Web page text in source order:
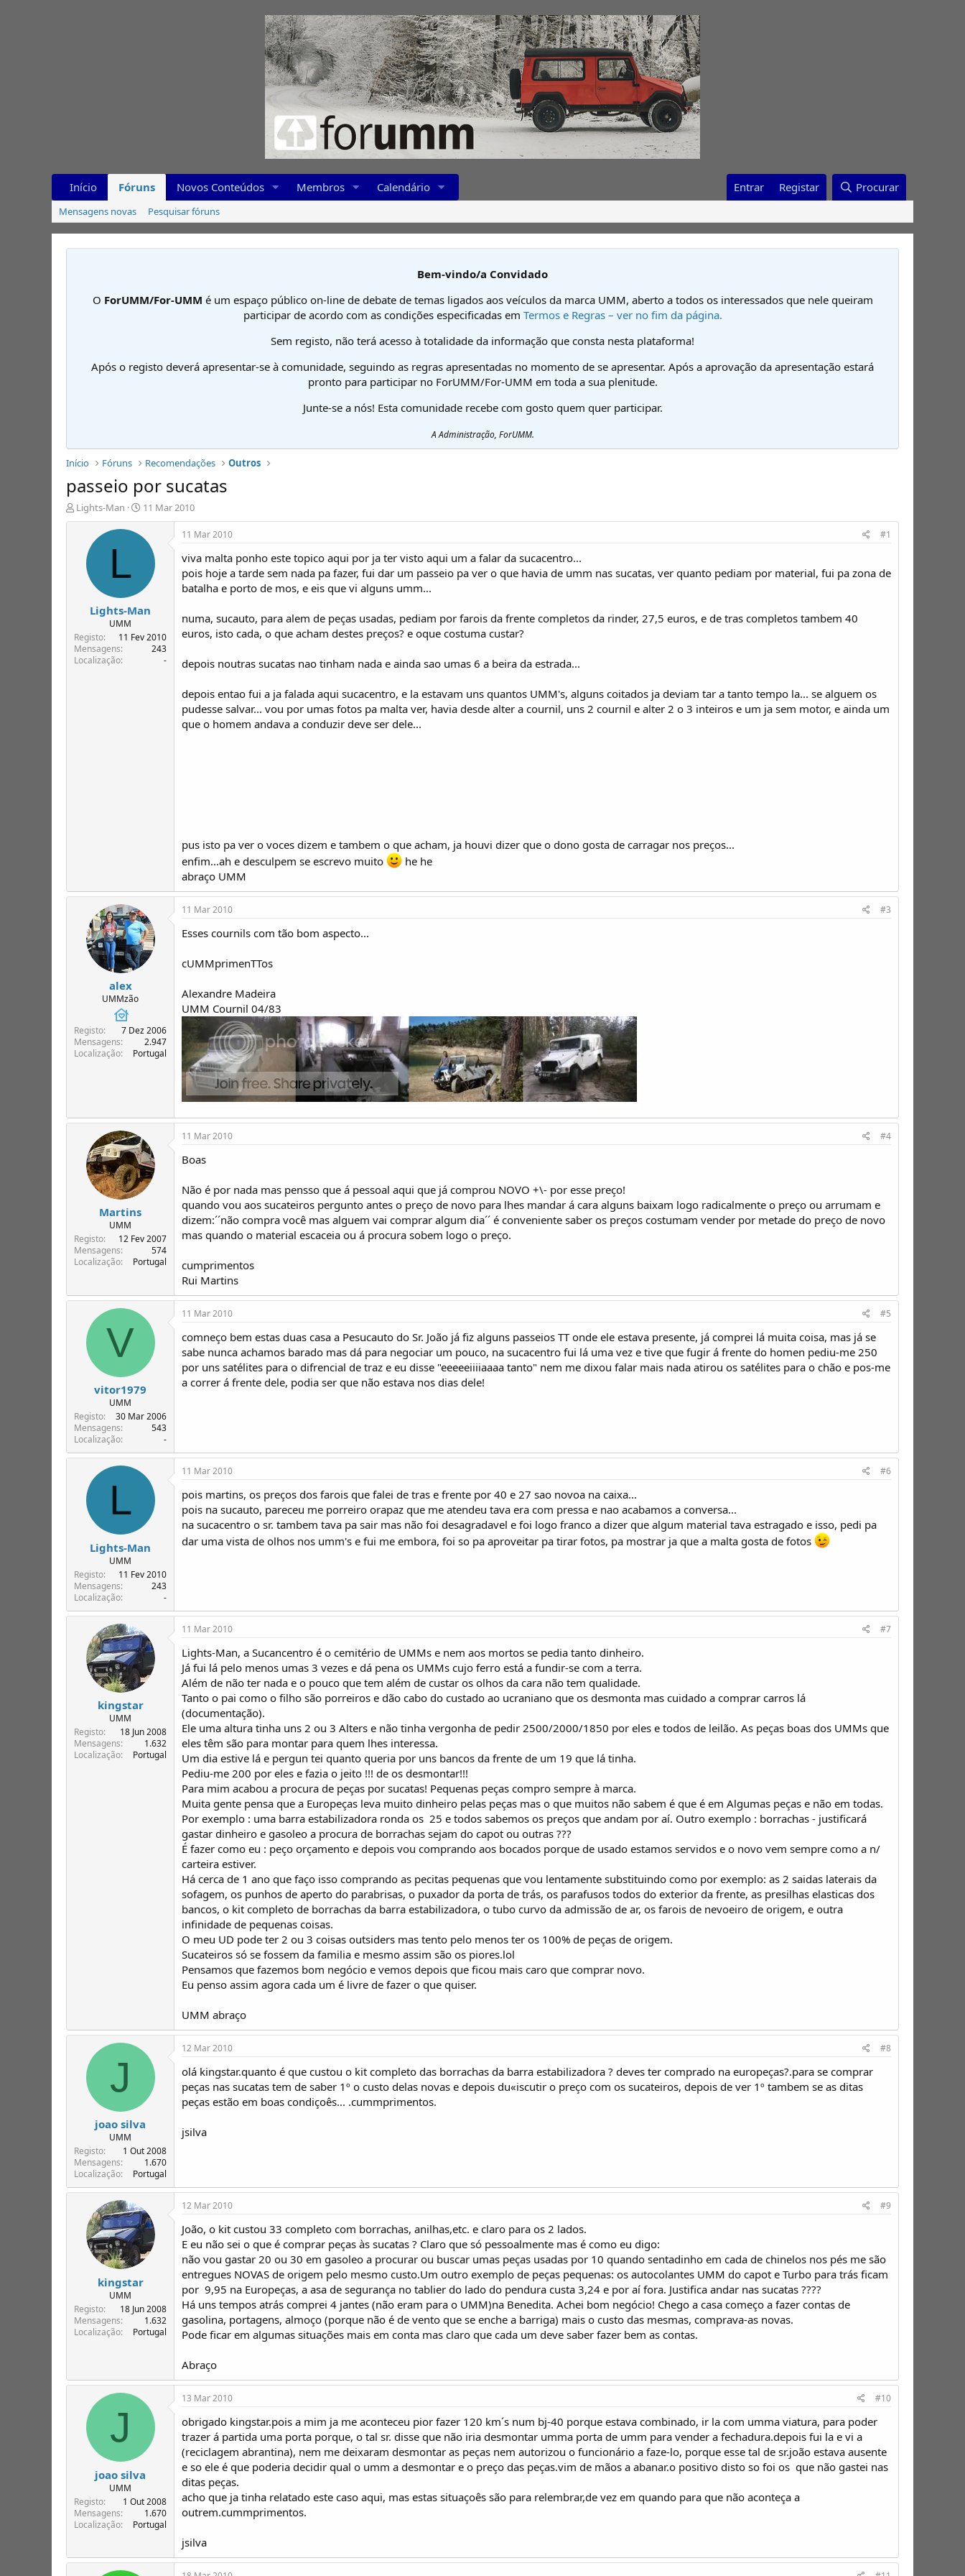
Início Fóruns Novos Conteúdos Membros Calendário Entrar Registar Procurar
Mensagens novas Pesquisar fóruns
Bem-vindo/a Convidado
O ForUMM/For-UMM é um espaço público on-line de debate de temas ligados aos veículos da marca UMM, aberto a todos os interessados que nele queiram
participar de acordo com as condições especificadas em Termos e Regras – ver no fim da página.
Sem registo, não terá acesso à totalidade da informação que consta nesta plataforma!
Após o registo deverá apresentar-se à comunidade, seguindo as regras apresentadas no momento de se apresentar. Após a aprovação da apresentação estará
pronto para participar no ForUMM/For-UMM em toda a sua plenitude.
Junte-se a nós! Esta comunidade recebe com gosto quem quer participar.
A Administração, ForUMM.
Início Fóruns Recomendações Outros
passeio por sucatas
I
n
e
T
ó
Lights-Man
D
a
a
í
i
11 Mar 2010
L
Lights-Man
UMM
Registo
11 Fev 2010
Mensagens
243
Localização
-
11 Mar 2010 #1
viva malta ponho este topico aqui por ja ter visto aqui um a falar da sucacentro...
pois hoje a tarde sem nada pa fazer, fui dar um passeio pa ver o que havia de umm nas sucatas, ver quanto pediam por material, fui pa zona de
batalha e porto de mos, e eis que vi alguns umm...
numa, sucauto, para alem de peças usadas, pediam por farois da frente completos da rinder, 27,5 euros, e de tras completos tambem 40
euros, isto cada, o que acham destes preços? e oque costuma custar?
depois noutras sucatas nao tinham nada e ainda sao umas 6 a beira da estrada...
depois entao fui a ja falada aqui sucacentro, e la estavam uns quantos UMM's, alguns coitados ja deviam tar a tanto tempo la... se alguem os
pudesse salvar... vou por umas fotos pa malta ver, havia desde alter a cournil, uns 2 cournil e alter 2 o 3 inteiros e um ja sem motor, e ainda um
que o homem andava a conduzir deve ser dele...
pus isto pa ver o voces dizem e tambem o que acham, ja houvi dizer que o dono gosta de carragar nos preços...
enfim...ah e desculpem se escrevo muito
he he
abraço UMM
alex
UMMzão
Registo
7 Dez 2006
Mensagens
2.947
Localização
Portugal
11 Mar 2010 #3
Esses cournils com tão bom aspecto...
cUMMprimenTTos
Alexandre Madeira
UMM Cournil 04/83
Martins
UMM
Registo
12 Fev 2007
Mensagens
574
Localização
Portugal
11 Mar 2010 #4
Boas
Não é por nada mas pensso que á pessoal aqui que já comprou NOVO +\- por esse preço!
quando vou aos sucateiros pergunto antes o preço de novo para lhes mandar á cara alguns baixam logo radicalmente o preço ou arrumam e
dizem:´´não compra você mas alguem vai comprar algum dia´´ é conveniente saber os preços costumam vender por metade do preço de novo
mas quando o material escaceia ou á procura sobem logo o preço.
cumprimentos
Rui Martins
V
vitor1979
UMM
Registo
30 Mar 2006
Mensagens
543
Localização
-
11 Mar 2010 #5
comneço bem estas duas casa a Pesucauto do Sr. João já fiz alguns passeios TT onde ele estava presente, já comprei lá muita coisa, mas já se
sabe nunca achamos barado mas dá para negociar um pouco, na sucacentro fui lá uma vez e tive que fugir á frente do homen pediu-me 250
por uns satélites para o difrencial de traz e eu disse "eeeeeiiiiaaaa tanto" nem me dixou falar mais nada atirou os satélites para o chão e pos-me
a correr á frente dele, podia ser que não estava nos dias dele!
L
Lights-Man
UMM
Registo
11 Fev 2010
Mensagens
243
Localização
-
11 Mar 2010 #6
pois martins, os preços dos farois que falei de tras e frente por 40 e 27 sao novoa na caixa...
pois na sucauto, pareceu me porreiro orapaz que me atendeu tava era com pressa e nao acabamos a conversa...
na sucacentro o sr. tambem tava pa sair mas não foi desagradavel e foi logo franco a dizer que algum material tava estragado e isso, pedi pa
dar uma vista de olhos nos umm's e fui me embora, foi so pa aproveitar pa tirar fotos, pa mostrar ja que a malta gosta de fotos
kingstar
UMM
Registo
18 Jun 2008
Mensagens
1.632
Localização
Portugal
11 Mar 2010 #7
Lights-Man, a Sucancentro é o cemitério de UMMs e nem aos mortos se pedia tanto dinheiro.
Já fui lá pelo menos umas 3 vezes e dá pena os UMMs cujo ferro está a fundir-se com a terra.
Além de não ter nada e o pouco que tem além de custar os olhos da cara não tem qualidade.
Tanto o pai como o filho são porreiros e dão cabo do custado ao ucraniano que os desmonta mas cuidado a comprar carros lá
(documentação).
Ele uma altura tinha uns 2 ou 3 Alters e não tinha vergonha de pedir 2500/2000/1850 por eles e todos de leilão. As peças boas dos UMMs que
eles têm são para montar para quem lhes interessa.
Um dia estive lá e pergun tei quanto queria por uns bancos da frente de um 19 que lá tinha.
Pediu-me 200 por eles e fazia o jeito !!! de os desmontar!!!
Para mim acabou a procura de peças por sucatas! Pequenas peças compro sempre à marca.
Muita gente pensa que a Europeças leva muito dinheiro pelas peças mas o que muitos não sabem é que é em Algumas peças e não em todas.
Por exemplo : uma barra estabilizadora ronda os  25 e todos sabemos os preços que andam por aí. Outro exemplo : borrachas - justificará
gastar dinheiro e gasoleo a procura de borrachas sejam do capot ou outras ???
É fazer como eu : peço orçamento e depois vou comprando aos bocados porque de usado estamos servidos e o novo vem sempre como a n/
carteira estiver.
Há cerca de 1 ano que faço isso comprando as pecitas pequenas que vou lentamente substituindo como por exemplo: as 2 saidas laterais da
sofagem, os punhos de aperto do parabrisas, o puxador da porta de trás, os parafusos todos do exterior da frente, as presilhas elasticas dos
bancos, o kit completo de borrachas da barra estabilizadora, o tubo curvo da admissão de ar, os farois de nevoeiro de origem, e outra
infinidade de pequenas coisas.
O meu UD pode ter 2 ou 3 coisas outsiders mas tento pelo menos ter os 100% de peças de origem.
Sucateiros só se fossem da familia e mesmo assim são os piores.lol
Pensamos que fazemos bom negócio e vemos depois que ficou mais caro que comprar novo.
Eu penso assim agora cada um é livre de fazer o que quiser.
UMM abraço
J
joao silva
UMM
Registo
1 Out 2008
Mensagens
1.670
Localização
Portugal
12 Mar 2010 #8
olá kingstar.quanto é que custou o kit completo das borrachas da barra estabilizadora ? deves ter comprado na europeças?.para se comprar
peças nas sucatas tem de saber 1º o custo delas novas e depois du«iscutir o preço com os sucateiros, depois de ver 1º tambem se as ditas
peças estão em boas condiçoês... .cummprimentos.
jsilva
kingstar
UMM
Registo
18 Jun 2008
Mensagens
1.632
Localização
Portugal
12 Mar 2010 #9
João, o kit custou 33 completo com borrachas, anilhas,etc. e claro para os 2 lados.
E eu não sei o que é comprar peças às sucatas ? Claro que só pessoalmente mas é como eu digo:
não vou gastar 20 ou 30 em gasoleo a procurar ou buscar umas peças usadas por 10 quando sentadinho em cada de chinelos nos pés me são
entregues NOVAS de origem pelo mesmo custo.Um outro exemplo de peças pequenas: os autocolantes UMM do capot e Turbo para trás ficam
por  9,95 na Europeças, a asa de segurança no tablier do lado do pendura custa 3,24 e por aí fora. Justifica andar nas sucatas ????
Há uns tempos atrás comprei 4 jantes (não eram para o UMM)na Benedita. Achei bom negócio! Chego a casa começo a fazer contas de
gasolina, portagens, almoço (porque não é de vento que se enche a barriga) mais o custo das mesmas, comprava-as novas.
Pode ficar em algumas situações mais em conta mas claro que cada um deve saber fazer bem as contas.
Abraço
J
joao silva
UMM
Registo
1 Out 2008
Mensagens
1.670
Localização
Portugal
13 Mar 2010 #10
obrigado kingstar.pois a mim ja me aconteceu pior fazer 120 km´s num bj-40 porque estava combinado, ir la com umma viatura, para poder
trazer á partida uma porta porque, o tal sr. disse que não iria desmontar umma porta de umm para vender a fechadura.depois fui la e vi a
(reciclagem abrantina), nem me deixaram desmontar as peças nem autorizou o funcionário a faze-lo, porque esse tal de sr.joão estava ausente
e so ele é que poderia decidir qual o umm a desmontar e o preço das peças.vim de mãos a abanar.o positivo disto so foi os  que não gastei nas
ditas peças.
acho que ja tinha relatado este caso aqui, mas estas situaçoês são para relembrar,de vez em quando para que não aconteça a
outrem.cummprimentos.
jsilva